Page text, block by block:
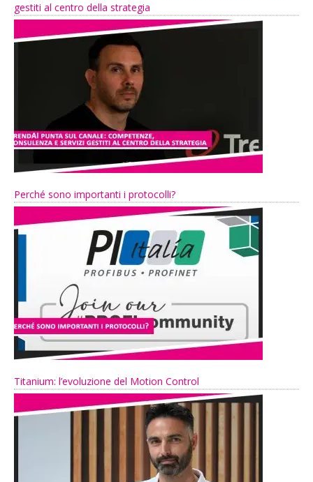
gestiti al centro della strategia
Perché sono importanti i protocolli?
Titanium: l’evoluzione del Motion Control